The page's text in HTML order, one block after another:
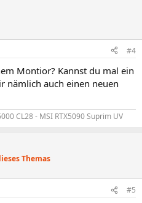
#4
Montior? Kannst du mal ein
nämlich auch einen neuen
CL28 - MSI RTX5090 Suprim UV
Themas
#5